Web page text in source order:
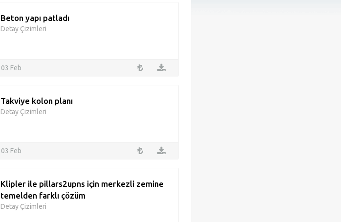
Beton yapı patladı
Detay Çizimleri
03 Feb
Takviye kolon planı
Detay Çizimleri
03 Feb
Klipler ile pillars2upns için merkezli zemine
temelden farklı çözüm
Detay Çizimleri